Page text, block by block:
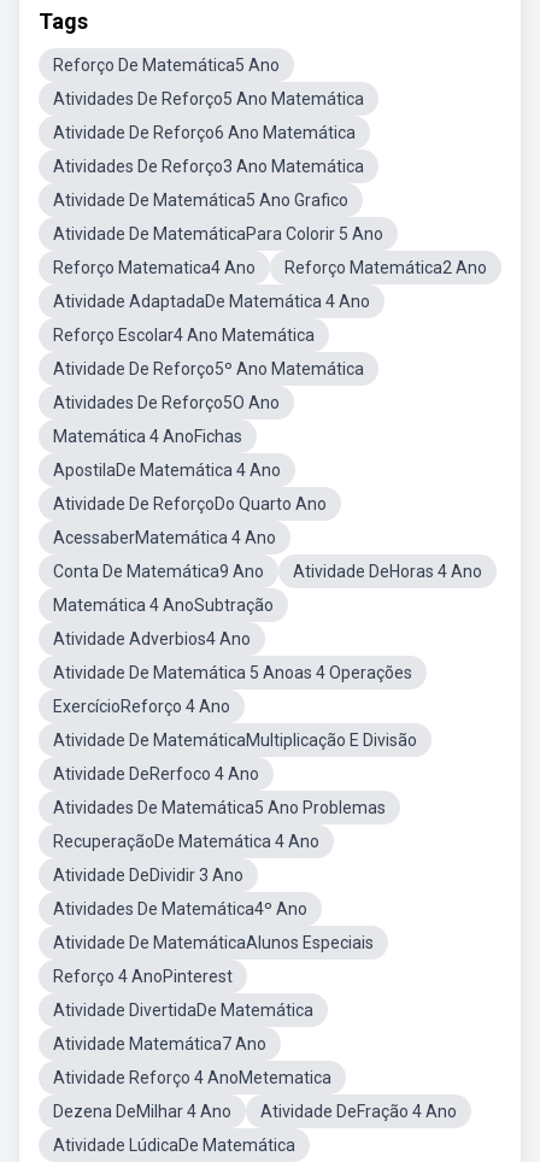
Tags
Reforço De Matemática5 Ano
Atividades De Reforço5 Ano Matemática
Atividade De Reforço6 Ano Matemática
Atividades De Reforço3 Ano Matemática
Atividade De Matemática5 Ano Grafico
Atividade De MatemáticaPara Colorir 5 Ano
Reforço Matematica4 Ano
Reforço Matemática2 Ano
Atividade AdaptadaDe Matemática 4 Ano
Reforço Escolar4 Ano Matemática
Atividade De Reforço5º Ano Matemática
Atividades De Reforço5O Ano
Matemática 4 AnoFichas
ApostilaDe Matemática 4 Ano
Atividade De ReforçoDo Quarto Ano
AcessaberMatemática 4 Ano
Conta De Matemática9 Ano
Atividade DeHoras 4 Ano
Matemática 4 AnoSubtração
Atividade Adverbios4 Ano
Atividade De Matemática 5 Anoas 4 Operações
ExercícioReforço 4 Ano
Atividade De MatemáticaMultiplicação E Divisão
Atividade DeRerfoco 4 Ano
Atividades De Matemática5 Ano Problemas
RecuperaçãoDe Matemática 4 Ano
Atividade DeDividir 3 Ano
Atividades De Matemática4º Ano
Atividade De MatemáticaAlunos Especiais
Reforço 4 AnoPinterest
Atividade DivertidaDe Matemática
Atividade Matemática7 Ano
Atividade Reforço 4 AnoMetematica
Dezena DeMilhar 4 Ano
Atividade DeFração 4 Ano
Atividade LúdicaDe Matemática